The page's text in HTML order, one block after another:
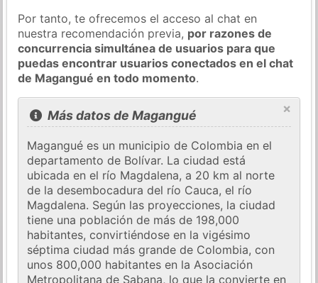
Por tanto, te ofrecemos el acceso al chat en
nuestra recomendación previa, por razones de
concurrencia simultánea de usuarios para que
puedas encontrar usuarios conectados en el chat
de Magangué en todo momento.
×
Más datos de Magangué
Magangué es un municipio de Colombia en el
departamento de Bolívar. La ciudad está
ubicada en el río Magdalena, a 20 km al norte
de la desembocadura del río Cauca, el río
Magdalena. Según las proyecciones, la ciudad
tiene una población de más de 198,000
habitantes, convirtiéndose en la vigésimo
séptima ciudad más grande de Colombia, con
unos 800,000 habitantes en la Asociación
Metropolitana de Sabana, lo que la convierte en